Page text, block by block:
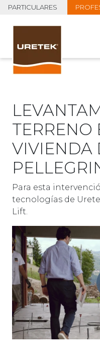
PARTICULARES
TERRENO
VIVIENDA
Para esta
tecnologías de
Lift.